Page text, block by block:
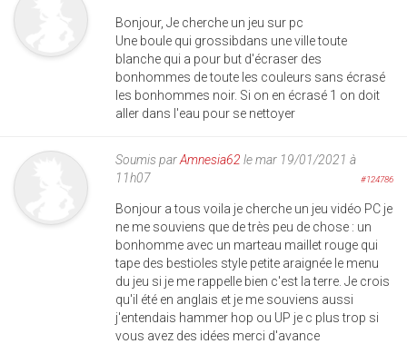
Bonjour, Je cherche un jeu sur pc
Une boule qui grossibdans une ville toute
blanche qui a pour but d'écraser des
bonhommes de toute les couleurs sans écrasé
les bonhommes noir. Si on en écrasé 1 on doit
aller dans l'eau pour se nettoyer
Soumis parAmnesia62 le mar 19/01/2021 à
11h07
#124786
Bonjour a tous voila je cherche un jeu vidéo PC je
ne me souviens que de très peu de chose : un
bonhomme avec un marteau maillet rouge qui
tape des bestioles style petite araignée le menu
du jeu si je me rappelle bien c'est la terre. Je crois
qu'il été en anglais et je me souviens aussi
j'entendais hammer hop ou UP je c plus trop si
vous avez des idées merci d'avance